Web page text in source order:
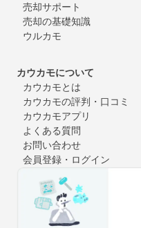
売却サポート
売却の基礎知識
ウルカモ
カウカモについて
カウカモとは
カウカモの評判・口コミ
カウカモアプリ
よくある質問
お問い合わせ
会員登録・ログイン